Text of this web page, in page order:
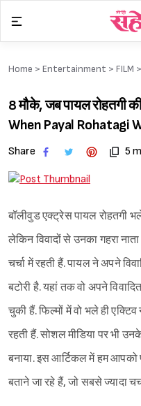
content
Home > Entertainment > FILM >
8 मौके, जब पायल रोहतगी
When Payal Rohatagi
Share 5
बॉलीवुड एक्ट्रेस पायल रोहतगी
लेकिन विवादों से उनका गहरा
चर्चा में रहती हैं. पायल ने अपने
बटोरी है. यहां तक वो अपने
चुकी हैं. फिल्मों में वो भले ही
रहती हैं. सोशल मीडिया पर भी
बनाया. इस आर्टिकल में हम आपको
बताने जा रहे हैं, जो सबसे ज्यादा